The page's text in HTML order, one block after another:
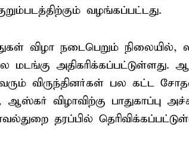
வழங்கப்பட்டது.
விழா நடைபெறும் நிலையில்,
மடங்கு அதிகரிக்கப்பட்டுள்ளது.
வரும் விருந்தினர்கள் பல கட்ட
விழாவிற்கு பாதுகாப்பு
தரப்பில்